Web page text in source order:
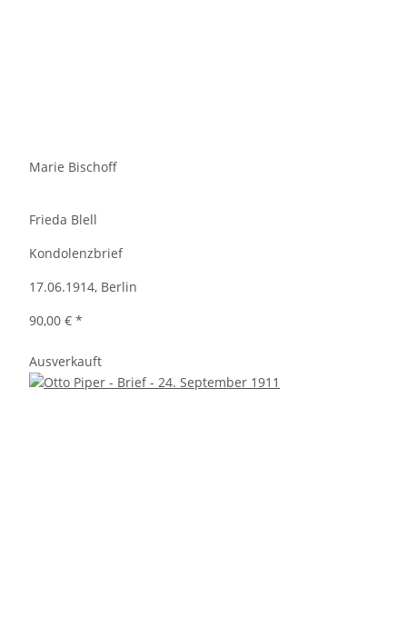
Marie Bischoff
Frieda Blell
Kondolenzbrief
17.06.1914, Berlin
90,00 € *
Ausverkauft